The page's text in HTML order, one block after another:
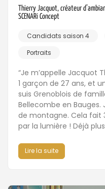
Thierry Jacquot, créateur
SCENARi Concept
Candidats saison 4
Portraits
“Je m’appelle Jacquot
1 garçon de 27 ans, et
suis Grenoblois de
Bellecombe en Bauges.
de montagne. Cela fait
par la lumière ! Déjà
Lire la suite